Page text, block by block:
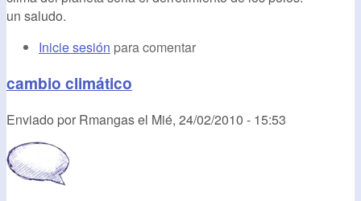
un saludo.
Inicie sesión para comentar
cambio climático
Enviado por Rmangasel Mié, 24/02/2010 - 15:53